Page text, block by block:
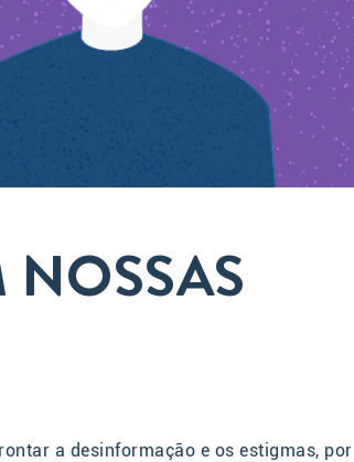
a desinformação e os estigmas, por